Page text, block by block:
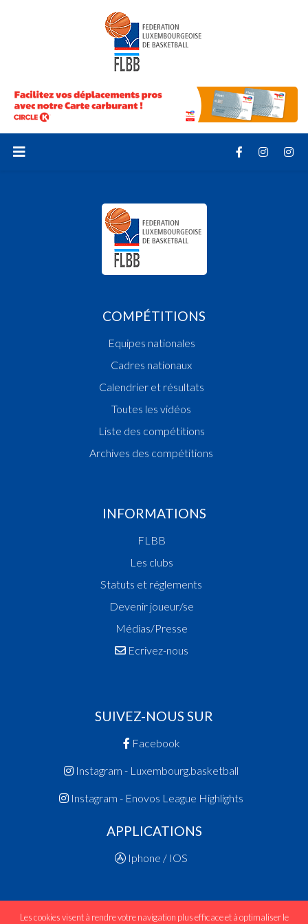
COMPÉTITIONS
Equipes nationales
Cadres nationaux
Calendrier et résultats
Toutes les vidéos
Liste des compétitions
Archives des compétitions
INFORMATIONS
FLBB
Les clubs
Statuts et réglements
Devenir joueur/se
Médias/Presse
Ecrivez-nous
SUIVEZ-NOUS SUR
Facebook
Instagram - Luxembourg.basketball
Instagram - Enovos League Highlights
APPLICATIONS
Iphone / IOS
Les cookies visent à rendre votre navigation plus efficace et à optimaliser le